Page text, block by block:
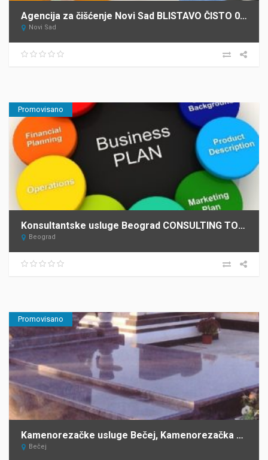
Agencija za čišćenje Novi Sad BLISTAVO ČISTO 021
Novi Sad
Promovisano
Konsultantske usluge Beograd CONSULTING TOURISM DEVELOPMENT – C.T.D. 3
Beograd
Promovisano
Kamenorezačke usluge Bečej, Kamenorezačka radnja Barta
Bečej